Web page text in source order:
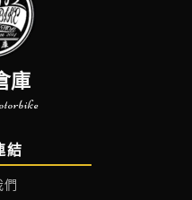
庫
結
們